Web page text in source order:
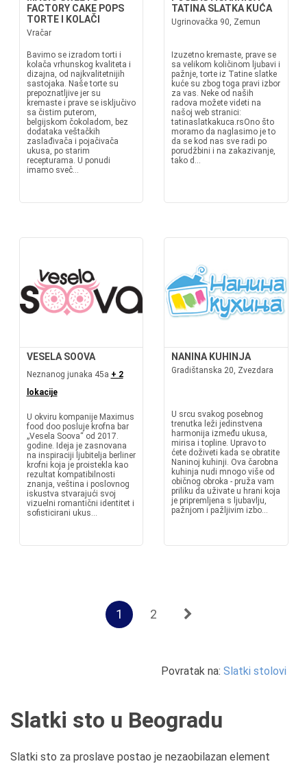
FACTORY CAKE POPS
TORTE I KOLAČI
Vračar
Bavimo se izradom torti i
kolača vrhunskog kvaliteta i
dizajna, od najkvalitetnijih
sastojaka. Naše torte su
prepoznatljive jer su
kremaste i prave se isključivo
sa čistim puterom,
belgijskom čokoladom, bez
dodataka veštačkih
zaslađivača i pojačivača
ukusa, po starim
recepturama. U ponudi
imamo sveč...
TATINA SLATKA KUĆA
Ugrinovačka 90, Zemun
Izuzetno kremaste, prave se
sa velikom količinom ljubavi i
pažnje, torte iz Tatine slatke
kuće su zbog toga pravi izbor
za vas. Neke od naših
radova možete videti na
našoj web stranici:
tatinaslatkakuca.rsOno što
moramo da naglasimo je to
da se kod nas sve radi po
porudžbini i na zakazivanje,
tako d...
VESELA SOOVA
Neznanog junaka 45a + 2
lokacije
U okviru kompanije Maximus
food doo posluje krofna bar
„Vesela Soova“ od 2017.
godine. Ideja je zasnovana
na inspiraciji ljubitelja berliner
krofni koja je proistekla kao
rezultat kompatibilnosti
znanja, veština i poslovnog
iskustva stvarajući svoj
vizuelni romantični identitet i
sofisticirani ukus...
NANINA KUHINJA
Gradištanska 20, Zvezdara
U srcu svakog posebnog
trenutka leži jedinstvena
harmonija između ukusa,
mirisa i topline. Upravo to
ćete doživeti kada se obratite
Naninoj kuhinji. Ova čarobna
kuhinja nudi mnogo više od
običnog obroka - pruža vam
priliku da uživate u hrani koja
je pripremljena s ljubavlju,
pažnjom i pažljivim izbo...
1 2
Povratak na: Slatki stolovi
Slatki sto u Beogradu
Slatki sto za proslave postao je nezaobilazan element